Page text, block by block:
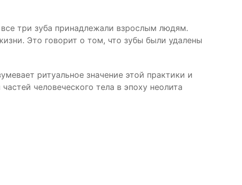
три зуба принадлежали взрослым людям.
Это говорит о том, что зубы были удалены
ритуальное значение этой практики и
человеческого тела в эпоху неолита